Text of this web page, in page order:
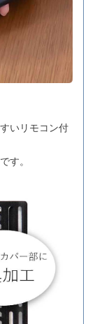
いリモコン付
す。